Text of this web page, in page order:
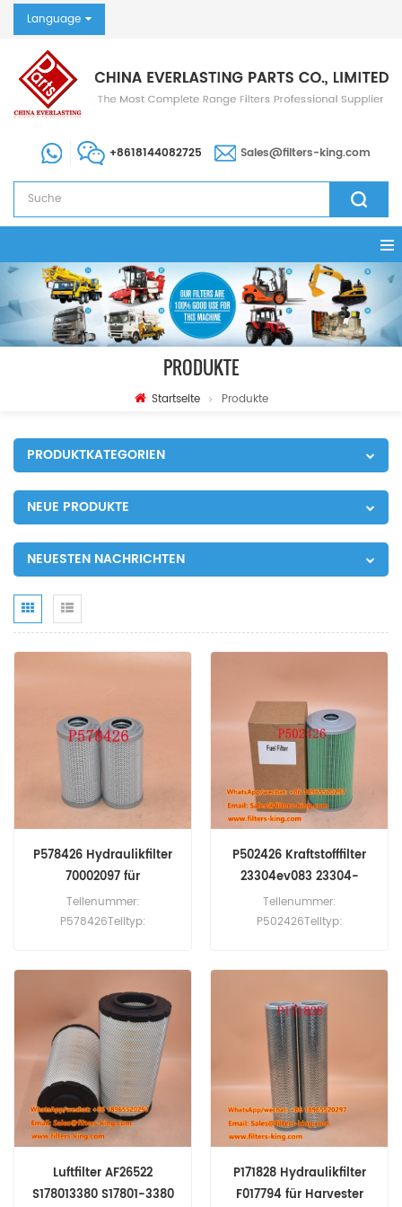
Language
+8618144082725 Sales@filters-king.com
PRODUKTE
Startseite Produkte
PRODUKTKATEGORIEN
NEUE PRODUKTE
NEUESTEN NACHRICHTEN
P578426 Hydraulikfilter
70002097 für
TeleHandler
Teilenummer:
P578426Teiltyp:
Hydraulikfilterkreuzreferenz
70002097 Verwendung für
JLG 1500SJ 1850SJ 260
mRT 40m 460SJ.
P502426 Kraftstofffilter
23304ev083 23304-
EV083
Teilenummer:
P502426Teiltyp:
P502426 Querverweis
FS36212 23304-EV083
Verwendung für Hino 500
P11C-UH.
Luftfilter AF26522
S178013380 S17801-3380
P171828 Hydraulikfilter
F017794 für Harvester